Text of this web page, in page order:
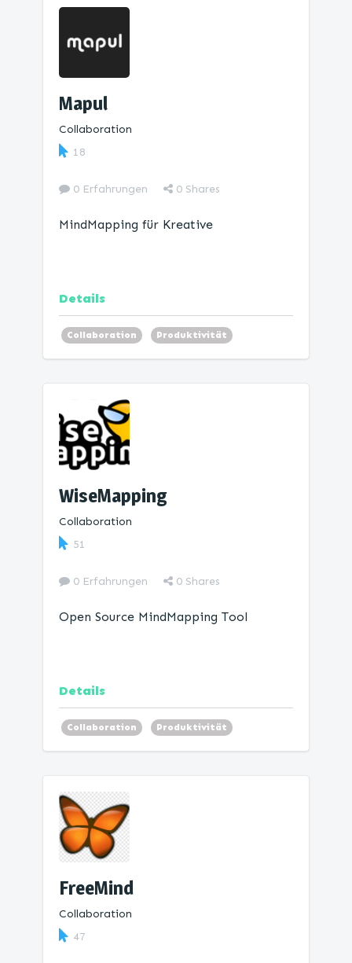
Mapul
Collaboration
18
0 Erfahrungen 0 Shares
MindMapping für Kreative
Details
Collaboration Produktivität
Mind Map
WiseMapping
Collaboration
51
0 Erfahrungen 0 Shares
Open Source MindMapping Tool
Details
Collaboration Produktivität
Mind Map
FreeMind
Collaboration
47